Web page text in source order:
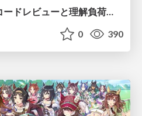
AIコーディングの次。コードレビューと理解負荷を解消して組織の開発生産性を高める
0 390